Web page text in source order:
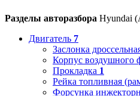
Разделы авторазбора Hyundai
Двигатель 7
Заслонка
Корпус воздушного
Прокладка 1
Рейка топливная
Форсунка